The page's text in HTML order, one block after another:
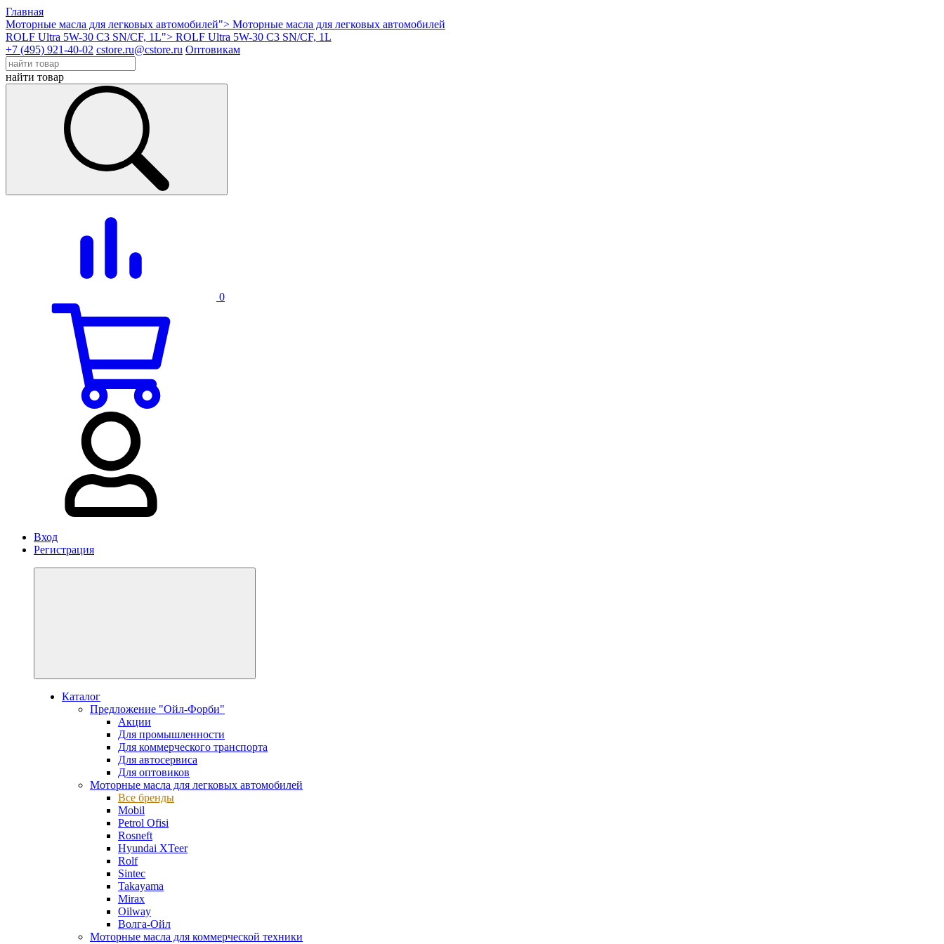
Главная
Моторные масла для легковых автомобилей"> Моторные масла для легковых автомобилей
ROLF Ultra 5W-30 C3 SN/CF, 1L"> ROLF Ultra 5W-30 C3 SN/CF, 1L
+7 (495) 921-40-02 cstore.ru@cstore.ru Оптовикам
найти товар
0
Вход
Регистрация
Каталог
Предложение "Ойл-Форби"
Акции
Для промышленности
Для коммерческого транспорта
Для автосервиса
Для оптовиков
Моторные масла для легковых автомобилей
Все бренды
Mobil
Petrol Ofisi
Rosneft
Hyundai XTeer
Rolf
Sintec
Takayama
Mirax
Oilway
Волга-Ойл
Моторные масла для коммерческой техники